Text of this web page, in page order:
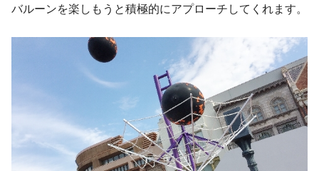
バルーンを楽しもうと積極的にアプローチしてくれます。